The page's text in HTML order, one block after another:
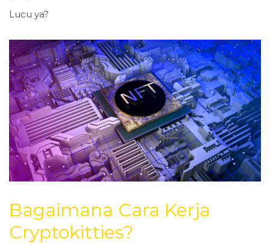
Lucu ya?
Bagaimana Cara Kerja
Cryptokitties?